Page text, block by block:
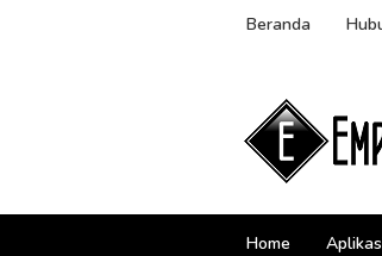
Beranda
Home